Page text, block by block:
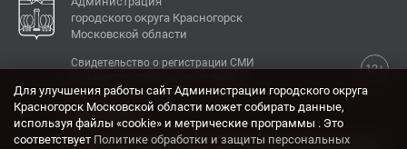
городского округа Красногорск
Московской области
12+
Свидетельство о регистрации СМИ
КОНТАКТЫ
Адрес: 143404, Московская область, г. Красногорск,
Для улучшения работы сайт Администрации городского округа
Красногорск Московской области может собирать данные,
используя файлы «cookie» и метрические программы . Это
соответствует Политике обработки и защиты персональных